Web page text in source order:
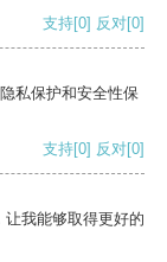
支持[0] 反对[0]
私保护和安全性保
支持[0] 反对[0]
我能够取得更好的